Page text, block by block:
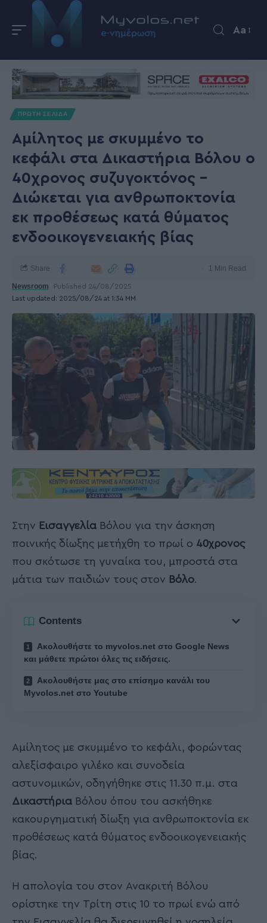
Aa
ΠΡΩΤΗ ΣΕΛΙΔΑ
Αμίλητος με σκυμμένο το
κεφάλι στα Δικαστήρια Βόλου ο
40χρονος συζυγοκτόνος –
Διώκεται για ανθρωποκτονία
εκ προθέσεως κατά θύματος
ενδοοικογενειακής βίας
Last updated: 2025/08/24 at 1:34 ΜΜ
Newsroom Published 24/08/2025
Share 1 Min Read
Στην Εισαγγελία Βόλου για την άσκηση
ποινικής δίωξης μετήχθη το πρωί ο 40χρονος
που σκότωσε τη γυναίκα του, μπροστά στα
μάτια των παιδιών τους στον Βόλο.
Contents
Ακολουθήστε το myvolos.net στο Google News
και μάθετε πρώτοι όλες τις ειδήσεις.
Ακολουθήστε μας στο επίσημο κανάλι του
Myvolos.net στο Youtube
Αμίλητος με σκυμμένο το κεφάλι, φορώντας
αλεξίσφαιρο γιλέκο και συνοδεία
αστυνομικών, οδηγήθηκε στις 11.30 π.μ. στα
Δικαστήρια Βόλου όπου του ασκήθηκε
κακουργηματική δίωξη για ανθρωποκτονία εκ
προθέσεως κατά θύματος ενδοοικογενειακής
βίας.
Η απολογία του στον Ανακριτή Βόλου
ορίστηκε την Τρίτη στις 10 το πρωί ενώ από